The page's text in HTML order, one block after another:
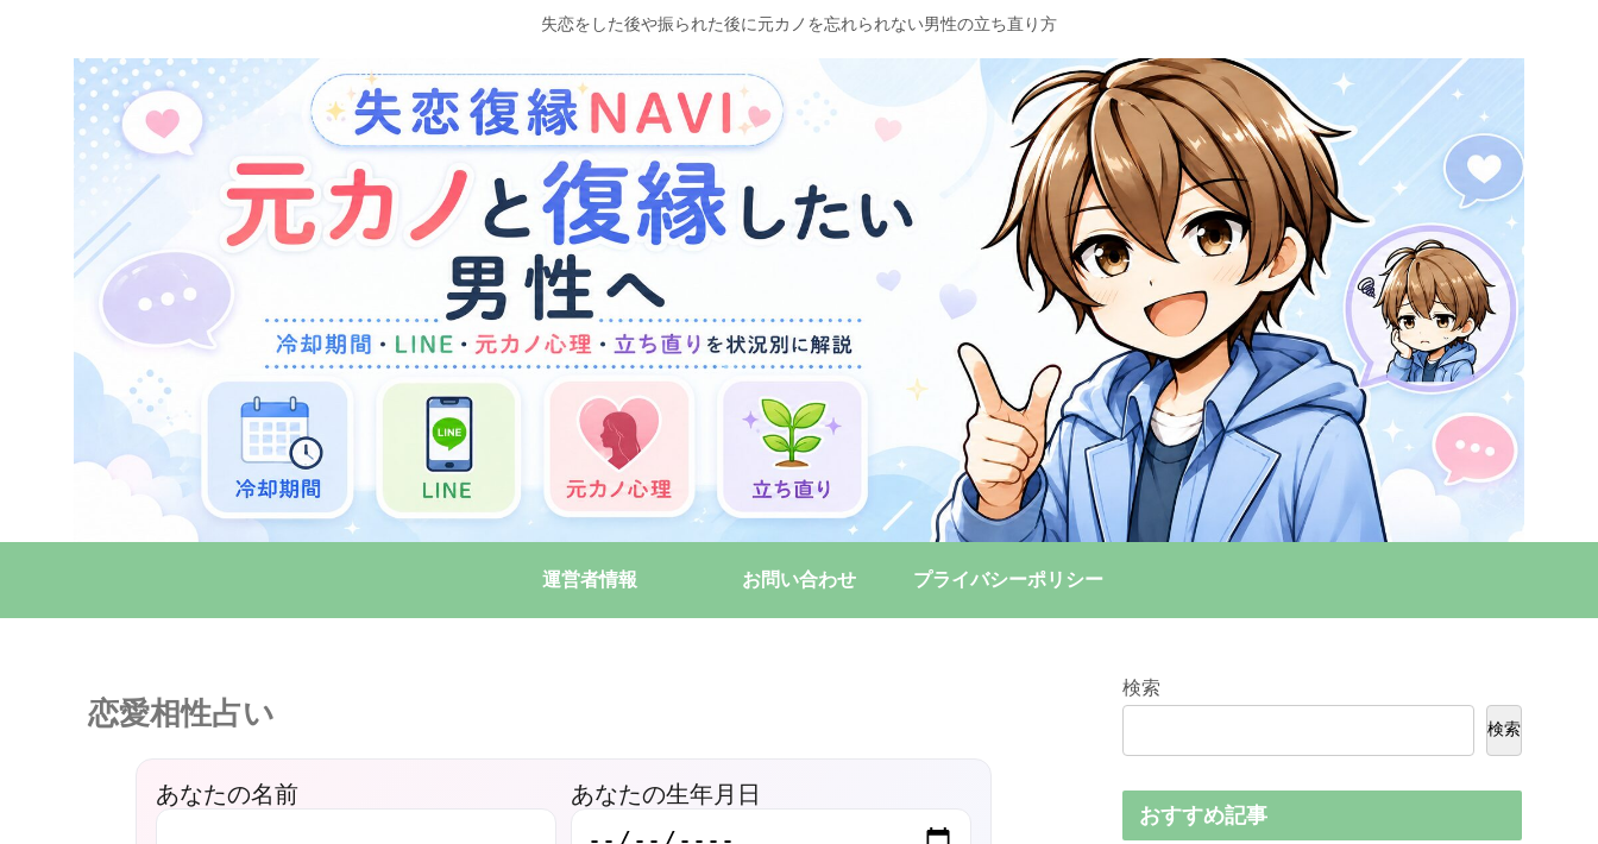
失恋をした後や振られた後に元カノを忘れられない男性の立ち直り方
運営者情報 お問い合わせ プライバシーポリシー
恋愛相性占い
あなたの名前 あなたの生年月日
検索
検索
おすすめ記事